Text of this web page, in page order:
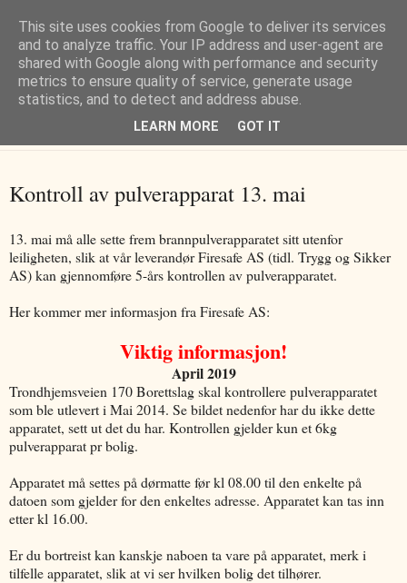
Brl. Trondhjemsveien 170
Kontakt oss |Ny i borettslaget
Kontroll av pulverapparat 13. mai
13. mai må alle sette frem brannpulverapparatet sitt utenfor
leiligheten, slik at vår leverandør Firesafe AS (tidl. Trygg og Sikker
AS) kan gjennomføre 5-års kontrollen av pulverapparatet.
Her kommer mer informasjon fra Firesafe AS:
Viktig informasjon!
April 2019
Trondhjemsveien 170 Borettslag skal kontrollere pulverapparatet
som ble utlevert i Mai 2014. Se bildet nedenfor har du ikke dette
apparatet, sett ut det du har. Kontrollen gjelder kun et 6kg
pulverapparat pr bolig.
Apparatet må settes på dørmatte før kl 08.00 til den enkelte på
datoen som gjelder for den enkeltes adresse. Apparatet kan tas inn
etter kl 16.00.
Er du bortreist kan kanskje naboen ta vare på apparatet, merk i
tilfelle apparatet, slik at vi ser hvilken bolig det tilhører.
This site uses cookies from Google to deliver its services
and to analyze traffic. Your IP address and user-agent are
shared with Google along with performance and security
metrics to ensure quality of service, generate usage
statistics, and to detect and address abuse.
LEARN MORE GOT IT